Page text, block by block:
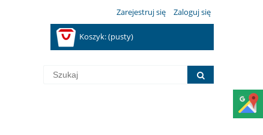
Zarejestruj się Zaloguj się
Koszyk:(pusty)